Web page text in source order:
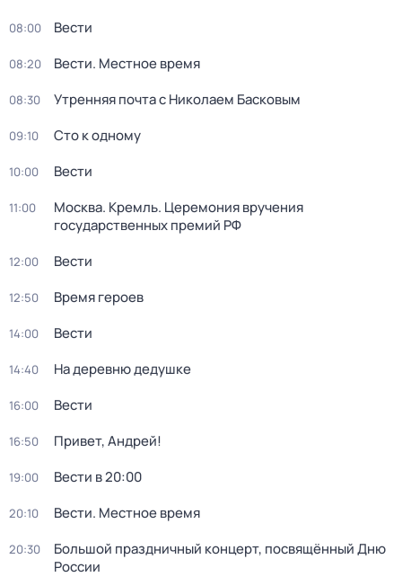
08:00 Вести
08:20 Вести. Местное время
08:30 Утренняя почта с Николаем Басковым
09:10 Сто к одному
10:00 Вести
11:00
Москва. Кремль. Церемония вручения
государственных премий РФ
12:00 Вести
12:50 Время героев
14:00 Вести
14:40 На деревню дедушке
16:00 Вести
16:50 Привет, Андрей!
19:00 Вести в 20:00
20:10 Вести. Местное время
20:30
Большой праздничный концерт, посвящённый Дню
России